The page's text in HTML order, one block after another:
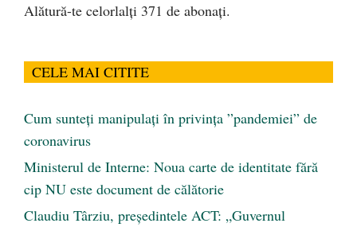
Alătură-te celorlalți 371 de abonați.
CELE MAI CITITE
Cum sunteți manipulați în privința ”pandemiei” de
coronavirus
Ministerul de Interne: Noua carte de identitate fără
cip NU este document de călătorie
Claudiu Târziu, președintele ACT: „Guvernul